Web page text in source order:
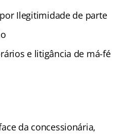
Ilegitimidade de parte
e litigância de má-fé
da concessionária,